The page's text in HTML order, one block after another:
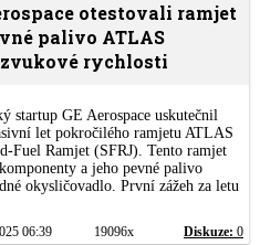
otestovali ramjet
palivo ATLAS
rychlosti
startup GE Aerospace uskutečnil
let pokročilého ramjetu ATLAS
Fuel Ramjet (SFRJ). Tento ramjet
a jeho pevné palivo
okysličovadlo. První zážeh za letu
06:39 19096x Diskuze: 0